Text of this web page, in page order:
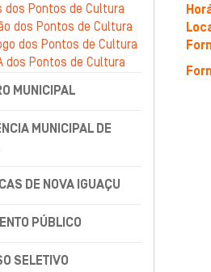
dos Pontos de Cultura
dos Pontos de Cultura
dos Pontos de Cultura
dos Pontos de Cultura
MUNICIPAL
MUNICIPAL DE
DE NOVA IGUAÇU
PÚBLICO
SELETIVO